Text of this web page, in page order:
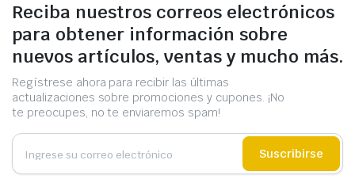
Reciba nuestros correos electrónicos
para obtener información sobre
nuevos artículos, ventas y mucho más.
Regístrese ahora para recibir las últimas
actualizaciones sobre promociones y cupones. ¡No
te preocupes, no te enviaremos spam!
Suscribirse